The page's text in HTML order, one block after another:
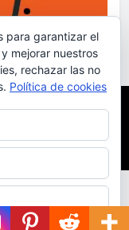
Artículos
El Pueblo
Más
para garantizar el
mejorar nuestros
rechazar las no
Política de cookies